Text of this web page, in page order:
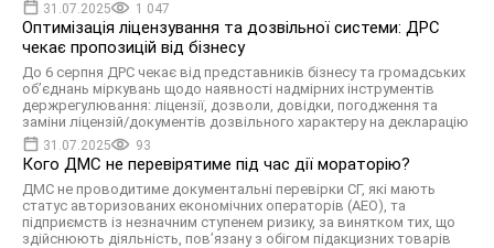
31.07.2025 1 047
Оптимізація ліцензування та дозвільної системи: ДРС
чекає пропозицій від бізнесу
До 6 серпня ДРС чекає від представників бізнесу та громадських
об’єднань міркувань щодо наявності надмірних інструментів
держрегулювання: ліцензії, дозволи, довідки, погодження та
заміни ліцензій/документів дозвільного характеру на декларацію
31.07.2025 93
Кого ДМС не перевірятиме під час дії мораторію?
ДМС не проводитиме документальні перевірки СГ, які мають
статус авторизованих економічних операторів (АЕО), та
підприємств із незначним ступенем ризику, за винятком тих, що
здійснюють діяльність, пов’язану з обігом підакцизних товарів